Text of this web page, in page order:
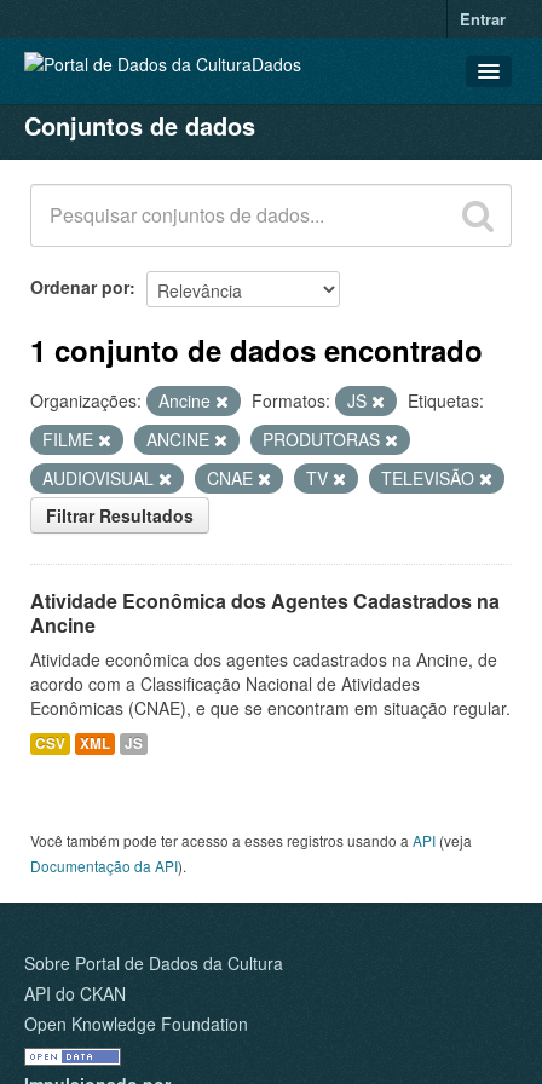
Entrar
CONJUNTOS DE DADOS
ORGANIZAÇÕES
GRUPOS
SOBRE
Conjuntos de dados
Ordenar por
1 conjunto de dados encontrado
Organizações: Ancine Formatos: JS
Etiquetas:
FILME
ANCINE
PRODUTORAS
AUDIOVISUAL
CNAE TV
TELEVISÃO
Filtrar Resultados
Atividade Econômica dos Agentes Cadastrados na
Ancine
Atividade econômica dos agentes cadastrados na Ancine, de
acordo com a Classificação Nacional de Atividades
Econômicas (CNAE), e que se encontram em situação regular.
CSV XML JS
Você também pode ter acesso a esses registros usando a API (veja
Documentação da API).
Sobre Portal de Dados da Cultura
API do CKAN
Open Knowledge Foundation